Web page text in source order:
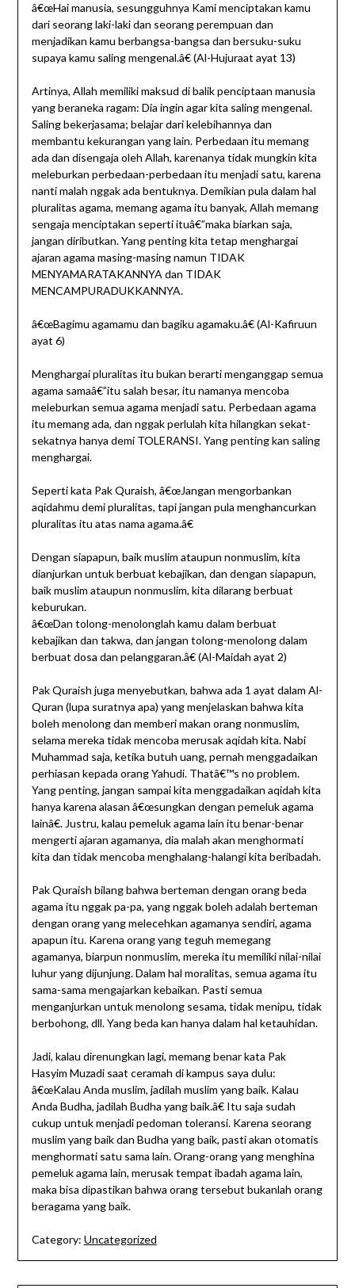
â€œHai manusia, sesungguhnya Kami menciptakan kamu
dari seorang laki-laki dan seorang perempuan dan
menjadikan kamu berbangsa-bangsa dan bersuku-suku
supaya kamu saling mengenal.â€ (Al-Hujuraat ayat 13)
Artinya, Allah memiliki maksud di balik penciptaan manusia
yang beraneka ragam: Dia ingin agar kita saling mengenal.
Saling bekerjasama; belajar dari kelebihannya dan
membantu kekurangan yang lain. Perbedaan itu memang
ada dan disengaja oleh Allah, karenanya tidak mungkin kita
meleburkan perbedaan-perbedaan itu menjadi satu, karena
nanti malah nggak ada bentuknya. Demikian pula dalam hal
pluralitas agama, memang agama itu banyak, Allah memang
sengaja menciptakan seperti ituâ€”maka biarkan saja,
jangan diributkan. Yang penting kita tetap menghargai
ajaran agama masing-masing namun TIDAK
MENYAMARATAKANNYA dan TIDAK
MENCAMPURADUKKANNYA.
â€œBagimu agamamu dan bagiku agamaku.â€ (Al-Kafiruun
ayat 6)
Menghargai pluralitas itu bukan berarti menganggap semua
agama samaâ€”itu salah besar, itu namanya mencoba
meleburkan semua agama menjadi satu. Perbedaan agama
itu memang ada, dan nggak perlulah kita hilangkan sekat-
sekatnya hanya demi TOLERANSI. Yang penting kan saling
menghargai.
Seperti kata Pak Quraish, â€œJangan mengorbankan
aqidahmu demi pluralitas, tapi jangan pula menghancurkan
pluralitas itu atas nama agama.â€
Dengan siapapun, baik muslim ataupun nonmuslim, kita
dianjurkan untuk berbuat kebajikan, dan dengan siapapun,
baik muslim ataupun nonmuslim, kita dilarang berbuat
keburukan.
â€œDan tolong-menolonglah kamu dalam berbuat
kebajikan dan takwa, dan jangan tolong-menolong dalam
berbuat dosa dan pelanggaran.â€ (Al-Maidah ayat 2)
Pak Quraish juga menyebutkan, bahwa ada 1 ayat dalam Al-
Quran (lupa suratnya apa) yang menjelaskan bahwa kita
boleh menolong dan memberi makan orang nonmuslim,
selama mereka tidak mencoba merusak aqidah kita. Nabi
Muhammad saja, ketika butuh uang, pernah menggadaikan
perhiasan kepada orang Yahudi. Thatâ€™s no problem.
Yang penting, jangan sampai kita menggadaikan aqidah kita
hanya karena alasan â€œsungkan dengan pemeluk agama
lainâ€. Justru, kalau pemeluk agama lain itu benar-benar
mengerti ajaran agamanya, dia malah akan menghormati
kita dan tidak mencoba menghalang-halangi kita beribadah.
Pak Quraish bilang bahwa berteman dengan orang beda
agama itu nggak pa-pa, yang nggak boleh adalah berteman
dengan orang yang melecehkan agamanya sendiri, agama
apapun itu. Karena orang yang teguh memegang
agamanya, biarpun nonmuslim, mereka itu memiliki nilai-nilai
luhur yang dijunjung. Dalam hal moralitas, semua agama itu
sama-sama mengajarkan kebaikan. Pasti semua
menganjurkan untuk menolong sesama, tidak menipu, tidak
berbohong, dll. Yang beda kan hanya dalam hal ketauhidan.
Jadi, kalau direnungkan lagi, memang benar kata Pak
Hasyim Muzadi saat ceramah di kampus saya dulu:
â€œKalau Anda muslim, jadilah muslim yang baik. Kalau
Anda Budha, jadilah Budha yang baik.â€ Itu saja sudah
cukup untuk menjadi pedoman toleransi. Karena seorang
muslim yang baik dan Budha yang baik, pasti akan otomatis
menghormati satu sama lain. Orang-orang yang menghina
pemeluk agama lain, merusak tempat ibadah agama lain,
maka bisa dipastikan bahwa orang tersebut bukanlah orang
beragama yang baik.
Category: Uncategorized